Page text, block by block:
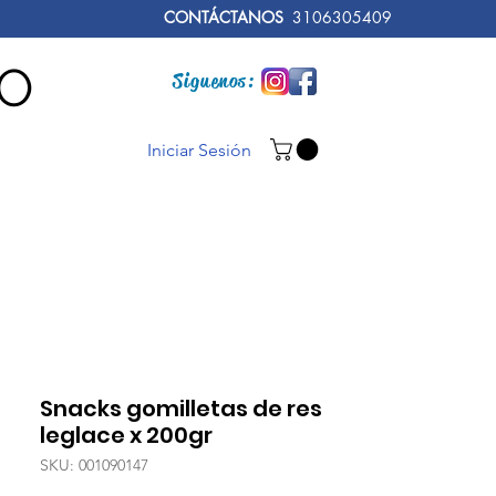
CONTÁCTANOS3106305409
Siguenos:
Iniciar Sesión
Snacks gomilletas de res
leglace x 200gr
SKU: 001090147